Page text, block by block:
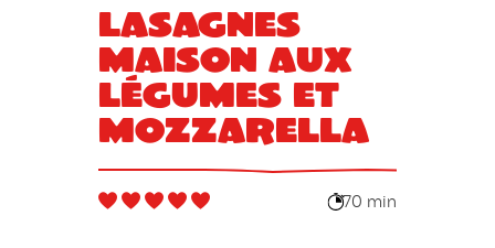
Lasagnes
maison aux
légumes et
mozzarella
70 min